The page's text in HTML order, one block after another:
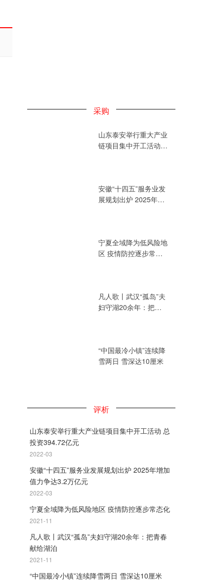
采购
山东泰安举行重大产业
链项目集中开工活动
安徽“十四五”服务业发
展规划出炉 2025年增
宁夏全域降为低风险地
区 疫情防控逐步常态
凡人歌丨武汉“孤岛”夫
妇守湖20余年：把青
“中国最冷小镇”连续降
雪两日 雪深达10厘米
评析
山东泰安举行重大产业链项目集中开工活动 总
投资394.72亿元
2022-03
安徽“十四五”服务业发展规划出炉 2025年增加
值力争达3.2万亿元
2022-03
宁夏全域降为低风险地区 疫情防控逐步常态化
2021-11
凡人歌丨武汉“孤岛”夫妇守湖20余年：把青春
献给湖泊
2021-11
“中国最冷小镇”连续降雪两日 雪深达10厘米